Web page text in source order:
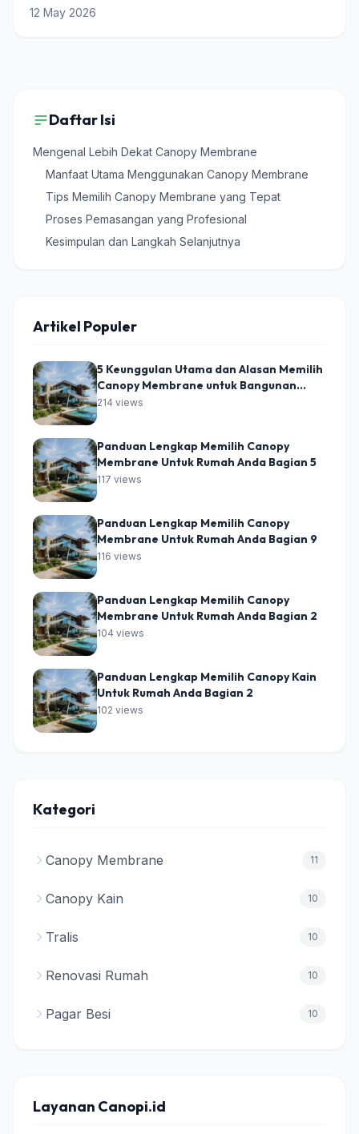
12 May 2026
Daftar Isi
Mengenal Lebih Dekat Canopy Membrane
Manfaat Utama Menggunakan Canopy Membrane
Tips Memilih Canopy Membrane yang Tepat
Proses Pemasangan yang Profesional
Kesimpulan dan Langkah Selanjutnya
Artikel Populer
5 Keunggulan Utama dan Alasan Memilih
Canopy Membrane untuk Bangunan
Modern
214 views
Panduan Lengkap Memilih Canopy
Membrane Untuk Rumah Anda Bagian 5
117 views
Panduan Lengkap Memilih Canopy
Membrane Untuk Rumah Anda Bagian 9
116 views
Panduan Lengkap Memilih Canopy
Membrane Untuk Rumah Anda Bagian 2
104 views
Panduan Lengkap Memilih Canopy Kain
Untuk Rumah Anda Bagian 2
102 views
Kategori
Canopy Membrane 11
Canopy Kain 10
Tralis 10
Renovasi Rumah 10
Pagar Besi 10
Layanan Canopi.id